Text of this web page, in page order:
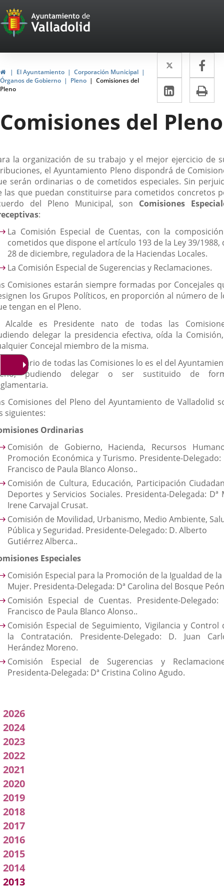
Portal
Web
del
Ayuntamiento
de
Valladolid
InicioEl Ayuntamiento
Corporación Municipal
Órganos de Gobierno
Pleno
Comisiones del
Pleno
Twitter
Enlace
a
una
externa.
a
LinkedIn
Enlace
a
una
externa.
Comisiones del Pleno
la organización de su trabajo y el mejor ejercicio de
el Ayuntamiento Pleno dispondrá de
serán ordinarias o de cometidos especiales. Sin
las que puedan constituirse para cometidos concretos
del Pleno Municipal, son Comisiones
:
La Comisión Especial de Cuentas, con la
cometidos que dispone el artículo 193 de la Ley 39/1988,
28 de diciembre, reguladora de la Haciendas Locales.
La Comisión Especial de Sugerencias y Reclamaciones.
Comisiones estarán siempre formadas por Concejales
los Grupos Políticos, en proporción al número de
tengan en el Pleno.
Alcalde es Presidente nato de todas las
delegar la presidencia efectiva, oída la
Concejal miembro de la misma.
Secretario de todas las Comisiones lo es el del
pudiendo delegar o ser sustituido de
Comisiones del Pleno del Ayuntamiento de Valladolid
siguientes:
Ordinarias
Comisión de Gobierno, Hacienda, Recursos
Promoción Económica y Turismo. Presidente-Delegado:
Francisco de Paula Blanco Alonso..
Comisión de Cultura, Educación, Participación
Deportes y Servicios Sociales. Presidenta-Delegada: Dª
Irene Carvajal Crusat.
Comisión de Movilidad, Urbanismo, Medio Ambiente,
Pública y Seguridad. Presidente-Delegado: D. Alberto
Gutiérrez Alberca..
Especiales
Comisión Especial para la Promoción de la Igualdad de la
Mujer. Presidenta-Delegada: Dª Carolina del Bosque
Comisión Especial de Cuentas. Presidente-Delegado:
Francisco de Paula Blanco Alonso..
Comisión Especial de Seguimiento, Vigilancia y Control
la Contratación. Presidente-Delegado: D. Juan
Herández Moreno.
Comisión Especial de Sugerencias y
Presidenta-Delegada: Dª Cristina Colino Agudo.
2026
2024
2023
2022
2021
2020
2019
2018
2017
2016
2015
2014
2013